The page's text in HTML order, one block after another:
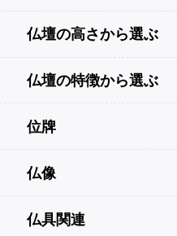
仏壇の高さから選ぶ
仏壇の特徴から選ぶ
位牌
仏像
仏具関連